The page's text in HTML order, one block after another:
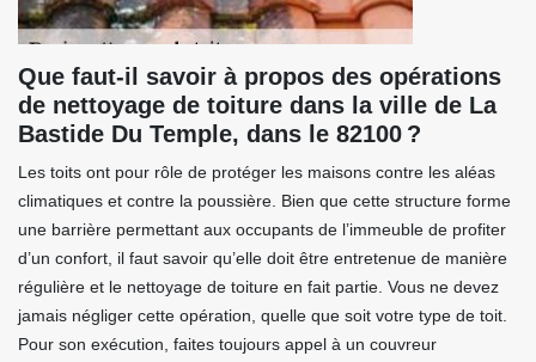
Que faut-il savoir à propos des opérations
de nettoyage de toiture dans la ville de La
Bastide Du Temple, dans le 82100 ?
Les toits ont pour rôle de protéger les maisons contre les aléas
climatiques et contre la poussière. Bien que cette structure forme
une barrière permettant aux occupants de l’immeuble de profiter
d’un confort, il faut savoir qu’elle doit être entretenue de manière
régulière et le nettoyage de toiture en fait partie. Vous ne devez
jamais négliger cette opération, quelle que soit votre type de toit.
Pour son exécution, faites toujours appel à un couvreur